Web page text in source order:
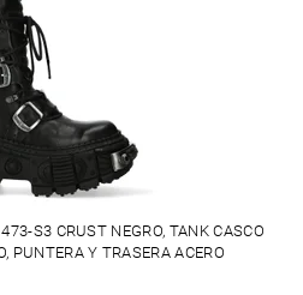
S3 CRUST NEGRO, TANK CASCO
PUNTERA Y TRASERA ACERO